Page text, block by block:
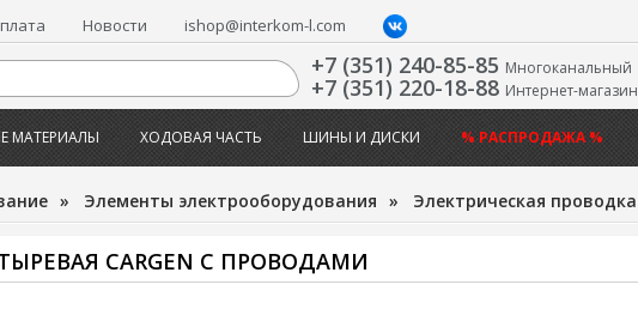
Новости ishop@interkom-l.com
+7 (351) 240-85-85 Многоканальный
+7 (351) 220-18-88 Интернет-магазин
МАТЕРИАЛЫ ХОДОВАЯ ЧАСТЬ ШИНЫ И ДИСКИ % РАСПРОДАЖА %
» Элементы электрооборудования » Электрическая проводка
CARGEN С ПРОВОДАМИ